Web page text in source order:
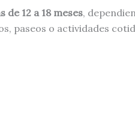
de 12 a 18 meses,
paseos o actividades